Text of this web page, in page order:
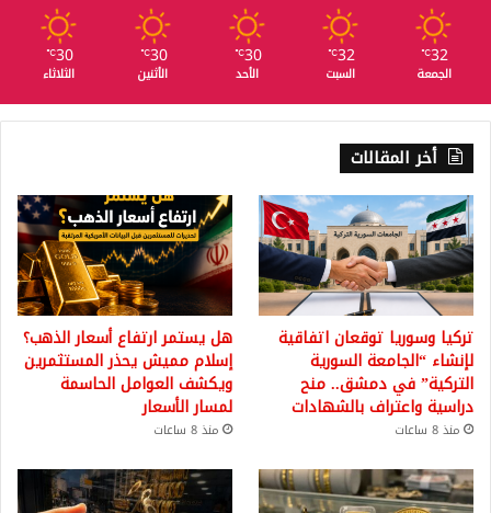
32
℃
الجمعة
32
℃
السبت
30
℃
الأحد
30
℃
الأثنين
30
℃
الثلاثاء
أخر المقالات
تركيا وسوريا توقعان اتفاقية
لإنشاء “الجامعة السورية
التركية” في دمشق.. منح
دراسية واعتراف بالشهادات
منذ 8 ساعات
هل يستمر ارتفاع أسعار الذهب؟
إسلام مميش يحذر المستثمرين
ويكشف العوامل الحاسمة
لمسار الأسعار
منذ 8 ساعات